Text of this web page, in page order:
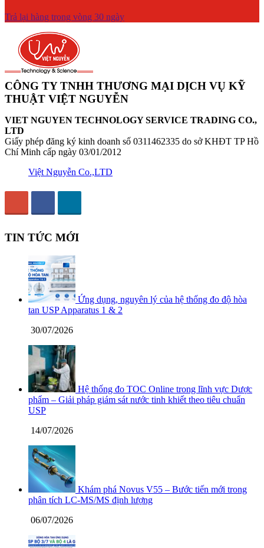
Trả lại hàng trong vòng 30 ngày
CÔNG TY TNHH THƯƠNG MẠI DỊCH VỤ KỸ
THUẬT VIỆT NGUYỄN
VIET NGUYEN TECHNOLOGY SERVICE TRADING CO.,
LTD
Giấy phép đăng ký kinh doanh số 0311462335 do sở KHĐT TP Hồ
Chí Minh cấp ngày 03/01/2012
Việt Nguyễn Co.,LTD
TIN TỨC MỚI
Ứng dụng, nguyên lý của hệ thống đo độ hòa
tan USP Apparatus 1 & 2
30/07/2026
Hệ thống đo TOC Online trong lĩnh vực Dược
phẩm – Giải pháp giám sát nước tinh khiết theo tiêu chuẩn
USP
14/07/2026
Khám phá Novus V55 – Bước tiến mới trong
phân tích LC-MS/MS định lượng
06/07/2026